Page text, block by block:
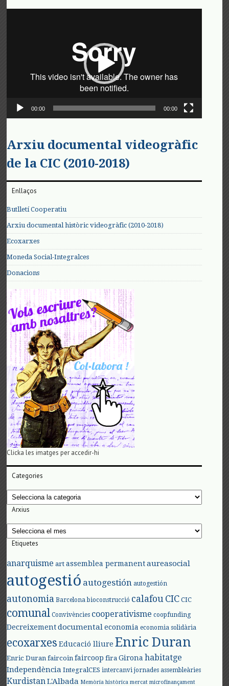
00:00 00:00
Arxiu documental videogràfic
de la CIC (2010-2018)
Enllaços
Butlletí Cooperatiu
Arxiu documental històric videogràfic (2010-2018)
Ecoxarxes
Moneda Social-Integralces
Donacions
Clicka les imatges per accedir-hi
Categories
Categories
Arxius
Arxius
Etiquetes
anarquisme art assemblea permanent aureasocial
autogestió autogestión autogestión
autonomia Barcelona bioconstrucció calafouCIC CIC
comunal Convivències cooperativisme coopfunding
Decreixement documental economia economia solidària
ecoxarxes Educació lliure Enric Duran
Enric Duran faircoin faircoop fira Girona habitatge
Independència IntegralCES intercanvi jornades assembleàries
KurdistanL'Albada Memòria històrica mercat microfinançament